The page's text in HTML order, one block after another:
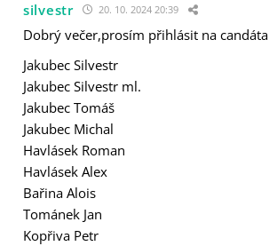
silvestr 20. 10. 2024 20:39
Dobrý večer,prosím přihlásit na candáta
Jakubec Silvestr
Jakubec Silvestr ml.
Jakubec Tomáš
Jakubec Michal
Havlásek Roman
Havlásek Alex
Bařina Alois
Tománek Jan
Kopřiva Petr